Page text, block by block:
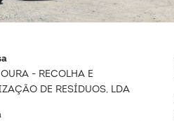
- RECOLHA E
DE RESÍDUOS, LDA